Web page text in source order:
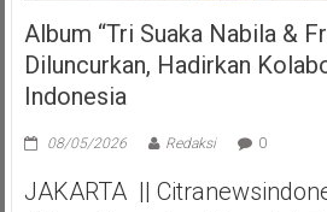
Album “Tri Suaka Nabila &
Diluncurkan, Hadirkan
Indonesia
08/05/2026 Redaksi 0
JAKARTA ||